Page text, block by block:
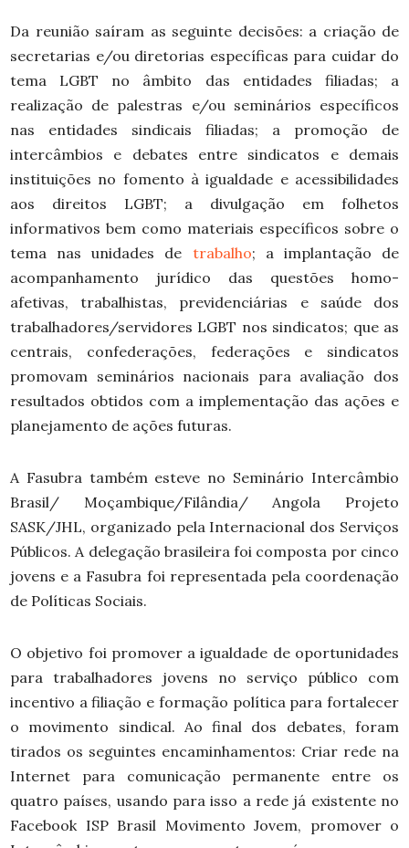
Da reunião saíram as seguinte decisões: a criação de
secretarias e/ou diretorias específicas para cuidar do
tema LGBT no âmbito das entidades filiadas; a
realização de palestras e/ou seminários específicos
nas entidades sindicais filiadas; a promoção de
intercâmbios e debates entre sindicatos e demais
instituições no fomento à igualdade e acessibilidades
aos direitos LGBT; a divulgação em folhetos
informativos bem como materiais específicos sobre o
tema nas unidades de trabalho; a implantação de
acompanhamento jurídico das questões homo-
afetivas, trabalhistas, previdenciárias e saúde dos
trabalhadores/servidores LGBT nos sindicatos; que as
centrais, confederações, federações e sindicatos
promovam seminários nacionais para avaliação dos
resultados obtidos com a implementação das ações e
planejamento de ações futuras.
A Fasubra também esteve no Seminário Intercâmbio
Brasil/ Moçambique/Filândia/ Angola Projeto
SASK/JHL, organizado pela Internacional dos Serviços
Públicos. A delegação brasileira foi composta por cinco
jovens e a Fasubra foi representada pela coordenação
de Políticas Sociais.
O objetivo foi promover a igualdade de oportunidades
para trabalhadores jovens no serviço público com
incentivo a filiação e formação política para fortalecer
o movimento sindical. Ao final dos debates, foram
tirados os seguintes encaminhamentos: Criar rede na
Internet para comunicação permanente entre os
quatro países, usando para isso a rede já existente no
Facebook ISP Brasil Movimento Jovem, promover o